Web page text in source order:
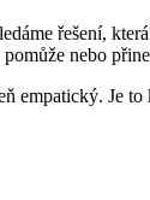
řešení,
nebo
empatický. Je